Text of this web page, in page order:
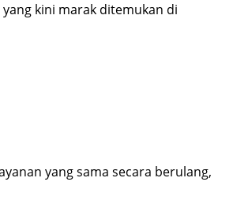
kini marak ditemukan di
yang sama secara berulang,